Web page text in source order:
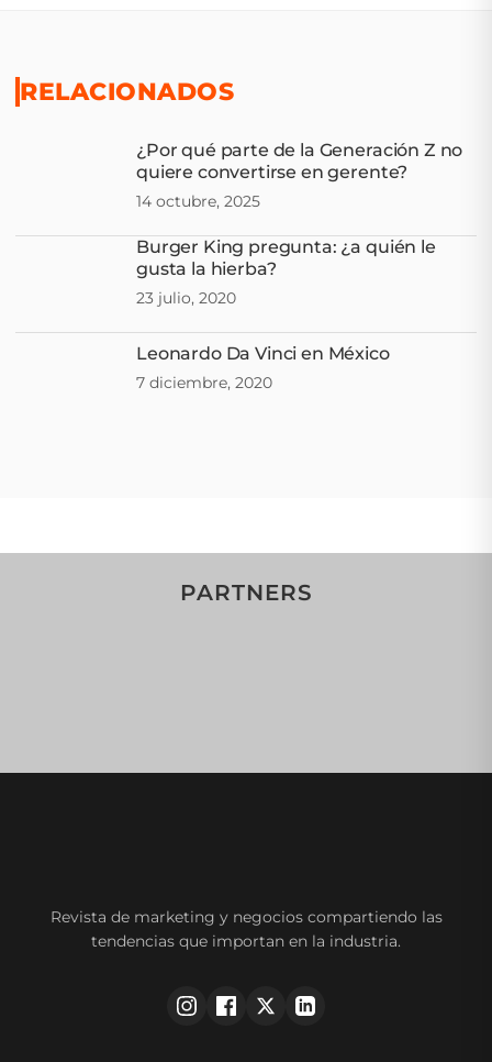
RELACIONADOS
¿Por qué parte de la Generación Z no
quiere convertirse en gerente?
14 octubre, 2025
Burger King pregunta: ¿a quién le
gusta la hierba?
23 julio, 2020
Leonardo Da Vinci en México
7 diciembre, 2020
PARTNERS
Revista de marketing y negocios compartiendo las
tendencias que importan en la industria.